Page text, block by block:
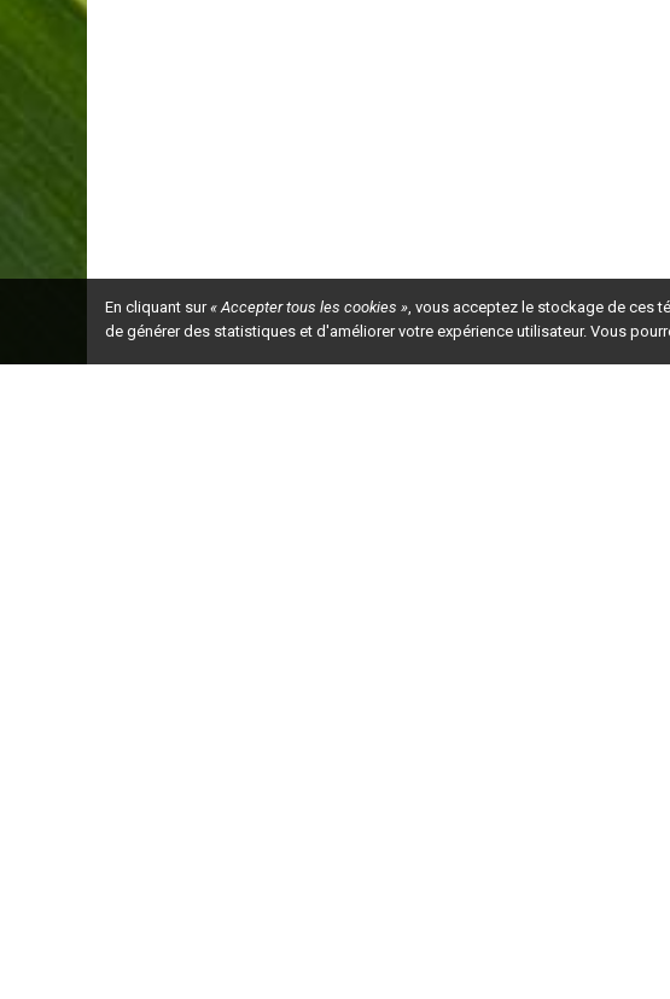
En cliquant sur« Accepter tous les cookies », vous acceptez le stockage de ces
de générer des statistiques et d'améliorer votre expérience utilisateur. Vous